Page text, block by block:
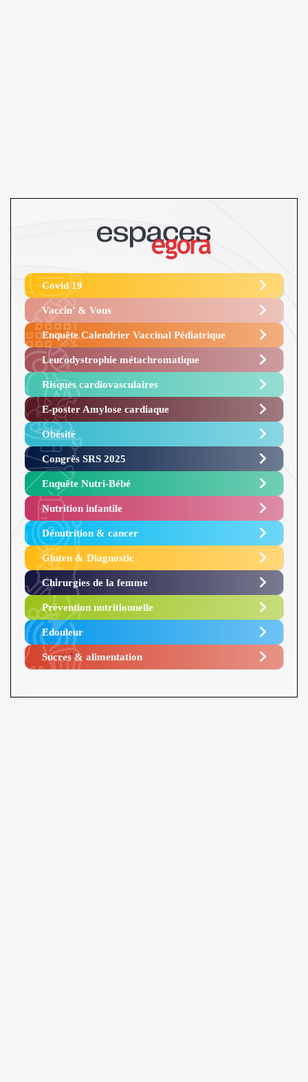
Covid 19
Vaccin’ & Vous
Enquête Calendrier Vaccinal Pédiatrique
Leucodystrophie métachromatique
Risques cardiovasculaires
E-poster Amylose cardiaque ​
Obésité ​
Congrès SRS 2025 ​
Enquête Nutri-Bébé ​
Nutrition infantile
Dénutrition & cancer
Gluten & Diagnostic
Chirurgies de la femme
Prévention nutritionnelle
Edouleur​
Sucres & alimentation​